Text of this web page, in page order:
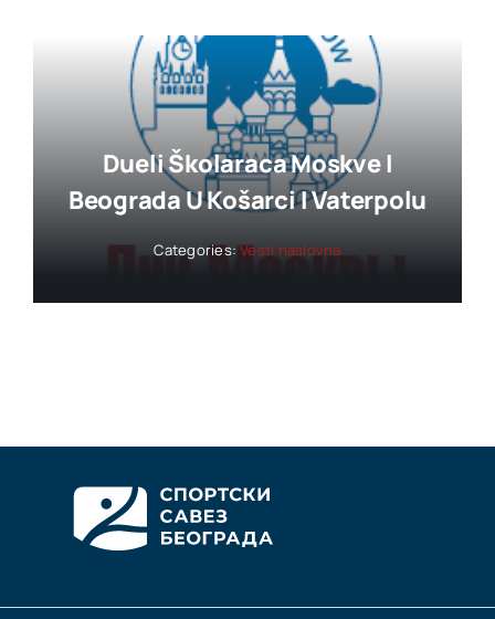
Dueli Školaraca Moskve I
Beograda U Košarci I Vaterpolu
Categories:Vesti naslovna